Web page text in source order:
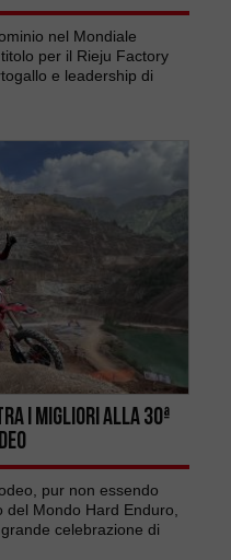
nel Mondiale
per il Rieju Factory
e leadership di
I MIGLIORI ALLA 30ª
pur non essendo
del Mondo Hard Enduro,
celebrazione di